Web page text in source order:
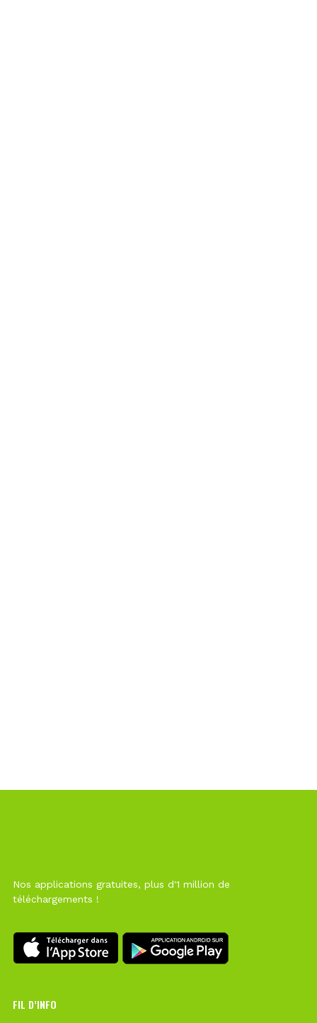
Nos applications gratuites, plus d'1 million de
téléchargements !
FIL D’INFO